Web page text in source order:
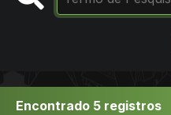
Encontrado 5 registros